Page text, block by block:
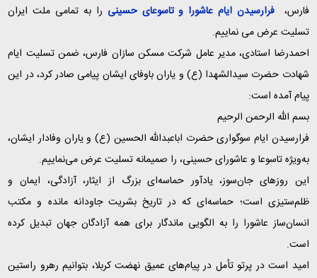
فارس، فرارسیدن ایام عاشورا و تاسوعای حسینی را به تمامی ملت ایران
تسلیت عرض می نماییم.
احمدرضا استادی، مدیر عامل شرکت مسکن سازان فارس، ضمن تسلیت ایام
شهادت حضرت سیدالشهدا (ع) و یاران باوفای ایشان پیامی صادر کرد، در این
پیام آمده است:
بسم الله الرحمن الرحیم
فرارسیدن ایام سوگواری حضرت اباعبدالله الحسین (ع) و یاران وفادار ایشان،
به‌ویژه تاسوعا و عاشورای حسینی، را صمیمانه تسلیت عرض می‌نماییم.
این روزهای جان‌سوز، یادآور حماسه‌ای بزرگ از ایثار، آزادگی، ایمان و
ظلم‌ستیزی است؛ حماسه‌ای که در تاریخ بشریت جاودانه مانده و مکتب
انسان‌ساز عاشورا را به الگویی ماندگار برای همه آزادگان جهان تبدیل کرده
است.
امید است در پرتو تأمل در پیام‌های عمیق نهضت کربلا، بتوانیم رهرو راستین